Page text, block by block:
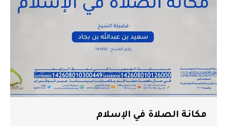
مكانة الصلاة في الإسلام